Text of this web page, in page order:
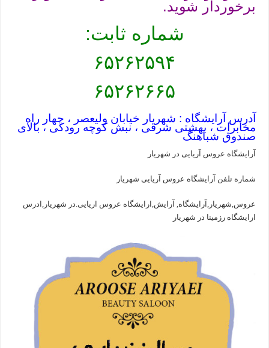
برخوردار شوید.
شماره ثابت:
۶۵۲۶۲۵۹۴
۶۵۲۶۲۶۶۵
آدرس آرایشگاه : شهریار خیابان ولیعصر ، چهار راه
مخابرات ، بهشتی شرقی ، نبش کوچه رودکی ، بالای
صندوق شباهنگ
آرایشگاه عروس آریایی در شهریار
شماره تلفن آرایشگاه عروس آریایی شهریار
عروس,شهریار,آرایشگاه, آرایش,ارایشگاه عروس اریایی.در شهریار,ادرس
ارایشگاه رزمینا در شهریار